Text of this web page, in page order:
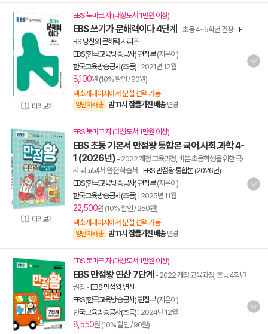
미리보기
EBS 북마크 자 (대상도서 1만원 이상)
EBS 쓰기가 문해력이다 4단계 - 초등 4~5학년 권장-E
BS 당신의 문해력 시리즈
EBS(한국교육방송공사) 편집부(지은이)
한국교육방송공사(초등) 2021년 12월
8,100원 (10% 할인 / 90원)
책소개페이지에서 분철 선택 가능
양탄자배송 밤 11시 잠들기전 배송 변경
미리보기
EBS 북마크 자 (대상도서 1만원 이상)
EBS 초등 기본서 만점왕 통합본 국어.사회.과학 4-
1 (2026년) - 2022 개정 교육과정, 바쁜 초등학생을 위한 국·
사·과 교과서 완전 학습서 -EBS 만점왕 통합본 (2026년)
EBS(한국교육방송공사) 편집부(지은이)
한국교육방송공사(초등) 2025년 11월
22,500원 (10% 할인 / 250원)
책소개페이지에서 분철 선택 가능
양탄자배송 밤 11시 잠들기전 배송 변경
EBS 북마크 자 (대상도서 1만원 이상)
EBS 만점왕 연산 7단계 - 2022 개정 교육과정, 초등 4학년
권장-EBS 만점왕 연산
EBS(한국교육방송공사) 편집부(지은이)
한국교육방송공사(초등) 2024년 12월
8,550원 (10% 할인 / 90원)